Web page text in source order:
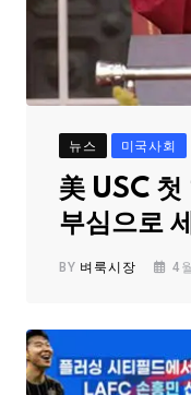
뉴스 미국사회
美 USC 첫
부심으로
BY 벼룩시장 4